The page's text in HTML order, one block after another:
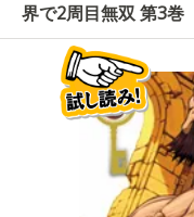
界で2周目無双 第3巻